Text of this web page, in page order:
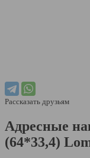
Рассказать друзьям
Адресные
(64*33,4)